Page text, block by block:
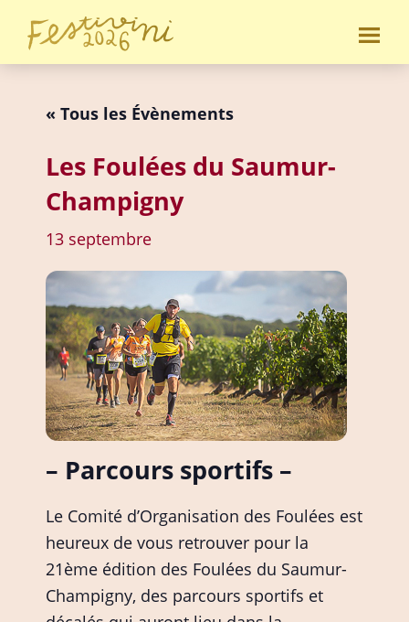
contenu
piedFestivini
« Tous les Évènements
Les Foulées du Saumur-
Champigny
13 septembre
– Parcours sportifs –
Le Comité d’Organisation des Foulées est
heureux de vous retrouver pour la
21ème édition des Foulées du Saumur-
Champigny, des parcours sportifs et